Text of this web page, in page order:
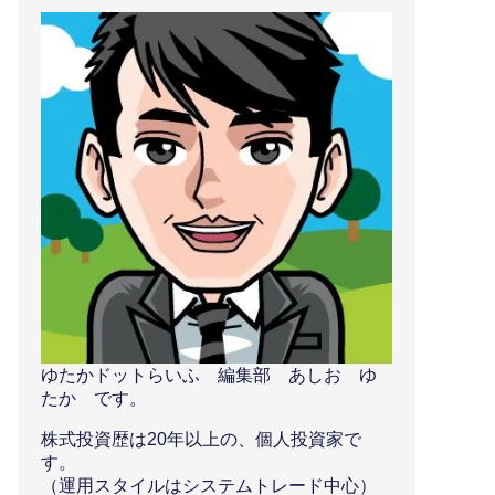
ゆたかドットらいふ 編集部 あしお ゆ
たか です。
株式投資歴は20年以上の、個人投資家で
す。
（運用スタイルはシステムトレード中心）